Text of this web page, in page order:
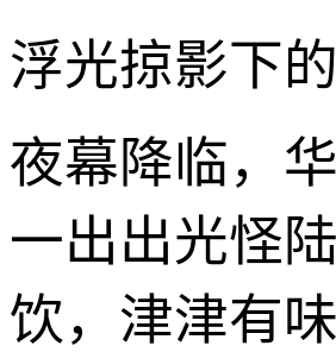
浮光掠影下
夜幕降临，
一出出光怪
饮，津津有